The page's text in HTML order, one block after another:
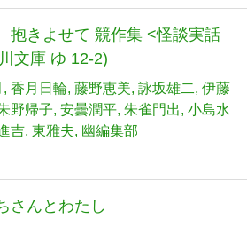
抱きよせて 競作集 <怪談実話
文庫 ゆ 12-2)
香月日輪 藤野恵美 詠坂雄二 伊藤
野帰子 安曇潤平 朱雀門出 小島水
吉 東雅夫 幽編集部
さんとわたし